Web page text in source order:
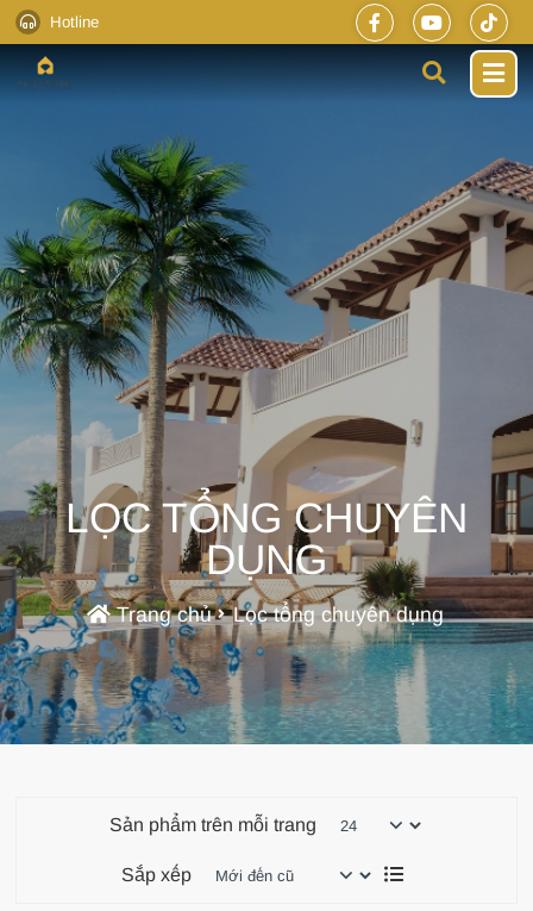
Hotline
LỌC TỔNG CHUYÊN
DỤNG
Trang chủ Lọc tổng chuyên dụng
Sản phẩm trên mỗi trang
Sắp xếp